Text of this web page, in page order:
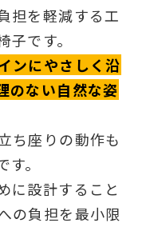
担を軽減する工
です。
ンにやさしく沿
のない自然な姿
ち座りの動作も
。
に設計すること
の負担を最小限